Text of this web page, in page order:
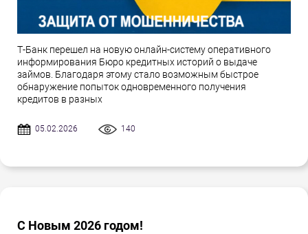
Т-Банк перешел на новую онлайн-систему оперативного
информирования Бюро кредитных историй о выдаче
займов. Благодаря этому стало возможным быстрое
обнаружение попыток одновременного получения
кредитов в разных
05.02.2026 140
С Новым 2026 годом!